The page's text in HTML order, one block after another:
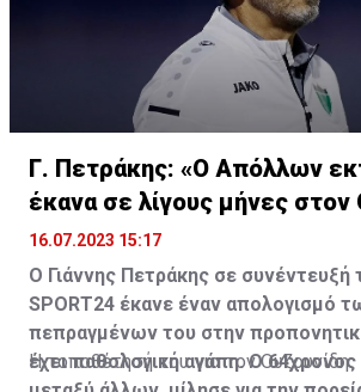
Γ. Πετράκης: «Ο Απόλλων
έκανα σε λίγους μήνες στον
16.07.2023 15:17
Ο Γιάννης Πετράκης σε συνέντευξή
SPORT24 έκανε έναν απολογισμό
πεπραγμένων του στην
έχει παθολογική αγάπη. Ο 64χρονος
Η τοποθέτησή του για τον Ουζουνίδη: